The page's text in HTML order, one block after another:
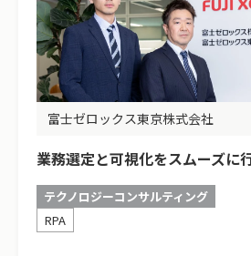
富士ゼロックス東京株式会社
業務選定と可視化をスムーズに
テクノロジーコンサルティング
RPA